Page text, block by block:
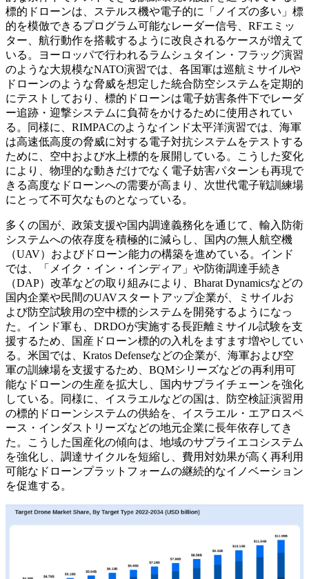
標的ドローンは、ステルス機や電子的に「ノイズの多い」標
的を模倣できるプログラム可能なレーダー信号、RFエミッ
ター、航行動作を搭載するように改良されるケースが増えて
いる。ヨーロッパで行われるラムシュタイン・フラッグ演習
のような大規模なNATO演習では、各国軍は巡航ミサイルや
ドローンのような脅威を想定した統合防空システムを定期的
にテストしており、標的ドローンは電子妨害条件下でレーダ
ー追跡・迎撃システムに負荷をかけるために使用されてい
る。同様に、RIMPACのようなインド太平洋演習では、海軍
は高速低高度の脅威に対する電子対抗システムをテストする
ために、空中および水上標的を展開している。こうした変化
により、物理的な動きだけでなく電子妨害パターンも再現で
きる高度なドローンへの需要が高まり、次世代電子戦訓練場
にとって不可欠なものとなっている。
多くの国が、政策支援や国内調達義務化を通じて、輸入防衛
システムへの依存度を積極的に減らし、国内の無人航空機
（UAV）およびドローン能力の構築を進めている。インド
では、「メイク・イン・インディア」や防衛調達手続き
（DAP）改革などの取り組みにより、Bharat Dynamicsなどの
国内企業や民間のUAVスタートアップ企業が、ミサイルお
よび防空試験用の空中標的システムを開発するようになっ
た。インド軍も、DRDOが実施する長距離ミサイル試験を支
援するため、国産ドローン標的の入札をますます増やしてい
る。米国では、Kratos Defenseなどの企業が、海軍および空
軍の訓練場を支援するため、BQMシリーズなどの再利用可
能なドローンの生産を拡大し、国内サプライチェーンを強化
している。同様に、イスラエルなどの国は、防空検証演習用
の標的ドローンシステムの供給を、イスラエル・エアロスペ
ース・インダストリーズなどの地元企業に長年依存してき
た。こうした国産化の傾向は、地域のサプライエコシステム
を強化し、調達サイクルを短縮し、費用対効果が高く再利用
可能なドローンプラットフォームの継続的なイノベーション
を促進する。